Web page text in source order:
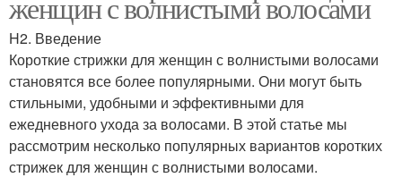
женщин с волнистыми волосами
H2. Введение
Короткие стрижки для женщин с волнистыми волосами
становятся все более популярными. Они могут быть
стильными, удобными и эффективными для
ежедневного ухода за волосами. В этой статье мы
рассмотрим несколько популярных вариантов коротких
стрижек для женщин с волнистыми волосами.